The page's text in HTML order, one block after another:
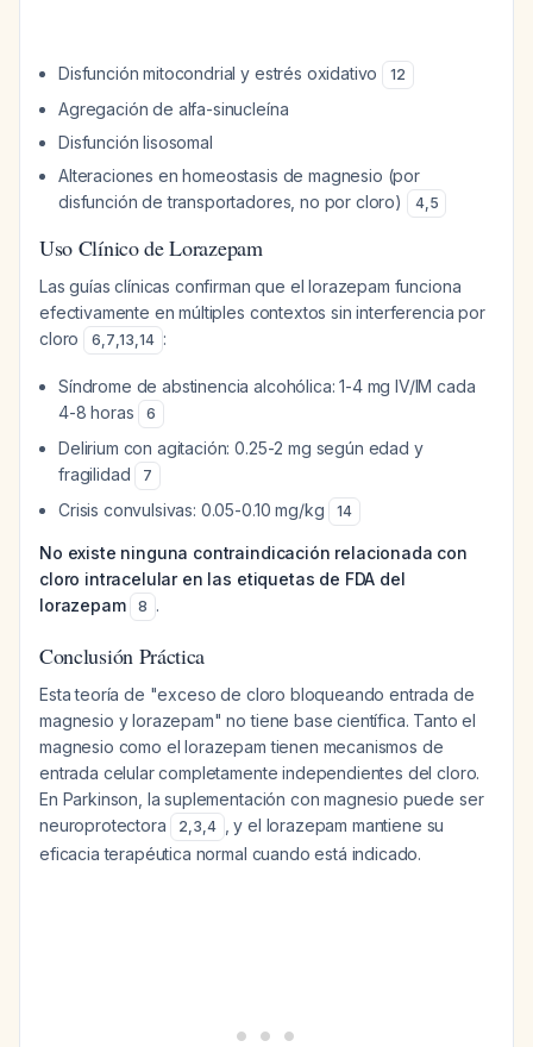
Disfunción mitocondrial y estrés oxidativo 12
Agregación de alfa-sinucleína
Disfunción lisosomal
Alteraciones en homeostasis de magnesio (por
disfunción de transportadores, no por cloro)
4,5
Uso Clínico de Lorazepam
Las guías clínicas confirman que el lorazepam funciona
efectivamente en múltiples contextos sin interferencia por
cloro
6,7,13,14 :
Síndrome de abstinencia alcohólica: 1-4 mg IV/IM cada
4-8 horas
6
Delirium con agitación: 0.25-2 mg según edad y
fragilidad
7
Crisis convulsivas: 0.05-0.10 mg/kg 14
No existe ninguna contraindicación relacionada con
cloro intracelular en las etiquetas de FDA del
lorazepam
8 .
Conclusión Práctica
Esta teoría de "exceso de cloro bloqueando entrada de
magnesio y lorazepam" no tiene base científica. Tanto el
magnesio como el lorazepam tienen mecanismos de
entrada celular completamente independientes del cloro.
En Parkinson, la suplementación con magnesio puede ser
neuroprotectora
2,3,4
, y el lorazepam mantiene su
eficacia terapéutica normal cuando está indicado.